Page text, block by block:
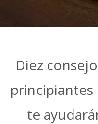
Diez
principiantes
te